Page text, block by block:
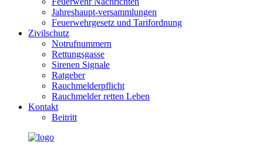
Jahreshaupt-versammlungen
Feuerwehrgesetz und Tarifordnung
Zivilschutz
Notrufnummern
Rettungsgasse
Sirenen Signale
Ratgeber
Rauchmelderpflicht
Rauchmelder retten Leben
Kontakt
Beitritt